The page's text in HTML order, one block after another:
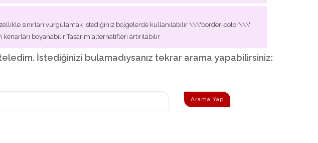
sınırları vurgulamak istediğiniz bölgelerde kullanılabilir \\\"border-color\\\"
boyanabilir Tasarım alternatifleri artırılabilir
İstediğinizi bulamadıysanız tekrar arama yapabilirsiniz:
Arama Yap